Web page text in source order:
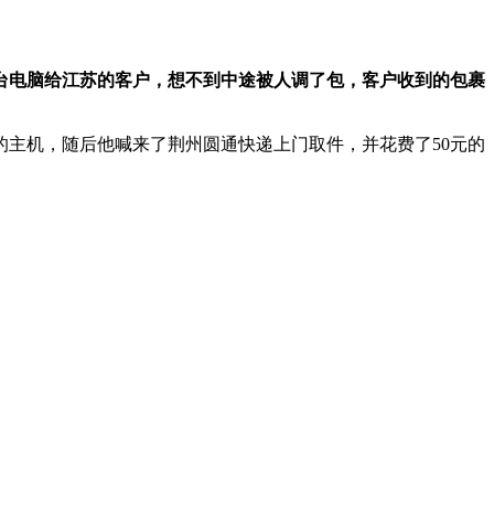
电脑给江苏的客户，想不到中途被人调了包，客户收到的包裹
机，随后他喊来了荆州圆通快递上门取件，并花费了50元的